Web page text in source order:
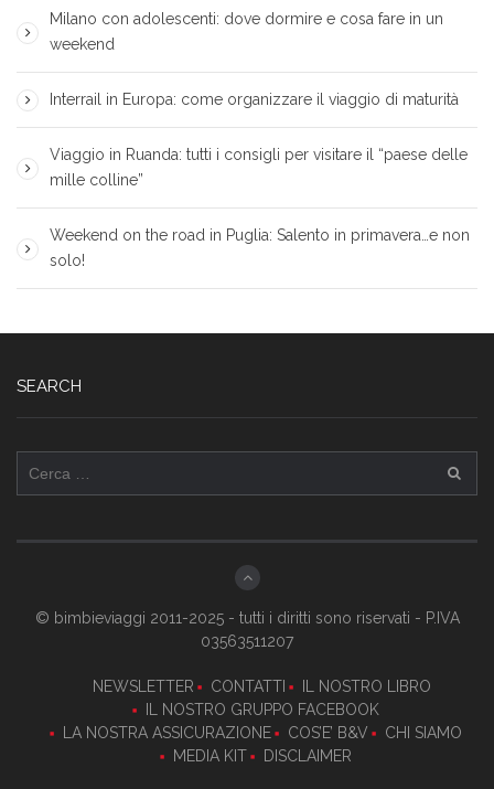
Milano con adolescenti: dove dormire e cosa fare in un
weekend
Interrail in Europa: come organizzare il viaggio di maturità
Viaggio in Ruanda: tutti i consigli per visitare il “paese delle
mille colline”
Weekend on the road in Puglia: Salento in primavera…e non
solo!
SEARCH
per:
© bimbieviaggi 2011-2025 - tutti i diritti sono riservati - P.IVA
03563511207
NEWSLETTER CONTATTI
IL NOSTRO LIBRO
IL NOSTRO GRUPPO FACEBOOK
LA NOSTRA ASSICURAZIONE
COS’E’ B&V
CHI SIAMO
MEDIA KIT
DISCLAIMER